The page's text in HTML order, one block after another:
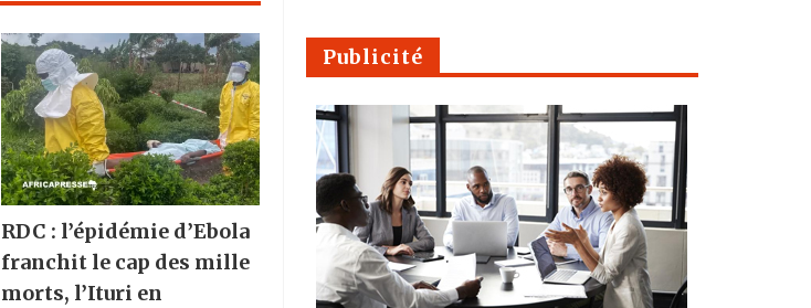
RDC : l’épidémie d’Ebola
franchit le cap des mille
morts, l’Ituri en
Publicité